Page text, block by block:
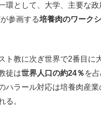
環として、大学、主要な政
参画する培養肉のワーク
ト教に次ぎ世界で2番目に
徒は世界人口の約24％ を
ハラール対応は培養肉産
る。